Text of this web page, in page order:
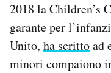
2018 la Children’s
garante per
Unito, ha scrittoad
minori compaiono